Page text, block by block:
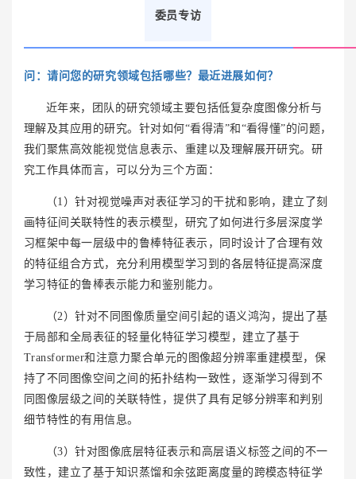
委员专访
问：请问您的研究领域包括哪些？最近进展如何？
近年来，团队的研究领域主要包括低复杂度图像分析与
理解及其应用的研究。针对如何“看得清”和“看得懂”的问题，
我们聚焦高效能视觉信息表示、重建以及理解展开研究。研
究工作具体而言，可以分为三个方面：
（1）针对视觉噪声对表征学习的干扰和影响，建立了刻
画特征间关联特性的表示模型，研究了如何进行多层深度学
习框架中每一层级中的鲁棒特征表示，同时设计了合理有效
的特征组合方式，充分利用模型学习到的各层特征提高深度
学习特征的鲁棒表示能力和鉴别能力。
（2）针对不同图像质量空间引起的语义鸿沟，提出了基
于局部和全局表征的轻量化特征学习模型，建立了基于
Transformer和注意力聚合单元的图像超分辨率重建模型，保
持了不同图像空间之间的拓扑结构一致性，逐渐学习得到不
同图像层级之间的关联特性，提供了具有足够分辨率和判别
细节特性的有用信息。
（3）针对图像底层特征表示和高层语义标签之间的不一
致性，建立了基于知识蒸馏和余弦距离度量的跨模态特征学